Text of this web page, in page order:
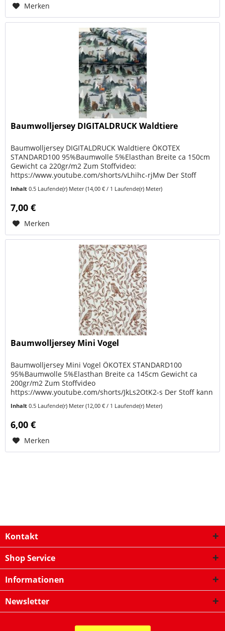
Merken
Baumwolljersey DIGITALDRUCK Waldtiere
Baumwolljersey DIGITALDRUCK Waldtiere ÖKOTEX
STANDARD100 95%Baumwolle 5%Elasthan Breite ca 150cm
Gewicht ca 220gr/m2 Zum Stoffvideo:
https://www.youtube.com/shorts/vLhihc-rjMw Der Stoff
Inhalt0.5 Laufende(r) Meter(14,00 € / 1 Laufende(r) Meter)
7,00 €
Merken
Baumwolljersey Mini Vogel
Baumwolljersey Mini Vogel ÖKOTEX STANDARD100
95%Baumwolle 5%Elasthan Breite ca 145cm Gewicht ca
200gr/m2 Zum Stoffvideo
https://www.youtube.com/shorts/JkLs2OtK2-s Der Stoff kann
Mindestlänge...
Inhalt0.5 Laufende(r) Meter(12,00 € / 1 Laufende(r) Meter)
6,00 €
Merken
Kontakt
Shop Service
Informationen
Newsletter